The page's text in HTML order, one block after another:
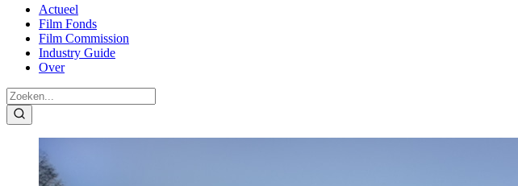
Actueel
Film Fonds
Film Commission
Industry Guide
Over